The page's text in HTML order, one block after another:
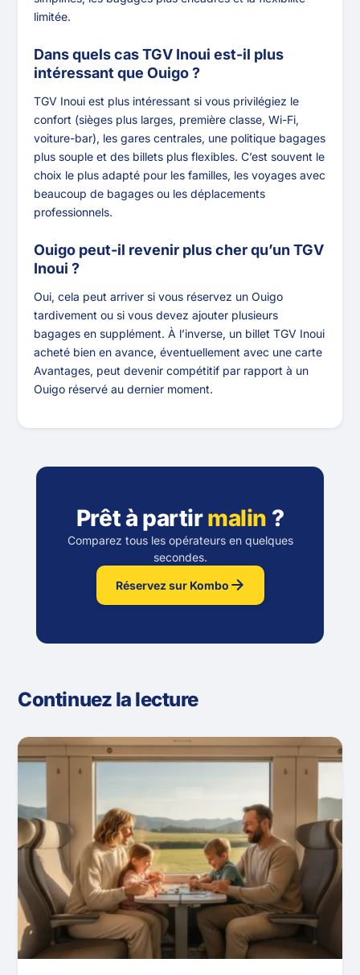
limitée.
Dans quels cas TGV Inoui est-il plus
intéressant que Ouigo ?
TGV Inoui est plus intéressant si vous privilégiez le
confort (sièges plus larges, première classe, Wi-Fi,
voiture-bar), les gares centrales, une politique bagages
plus souple et des billets plus flexibles. C’est souvent le
choix le plus adapté pour les familles, les voyages avec
beaucoup de bagages ou les déplacements
professionnels.
Ouigo peut-il revenir plus cher qu’un TGV
Inoui ?
Oui, cela peut arriver si vous réservez un Ouigo
tardivement ou si vous devez ajouter plusieurs
bagages en supplément. À l’inverse, un billet TGV Inoui
acheté bien en avance, éventuellement avec une carte
Avantages, peut devenir compétitif par rapport à un
Ouigo réservé au dernier moment.
Prêt à partirmalin ?
Comparez tous les opérateurs en quelques
secondes.
Réservez sur Kombo
Continuez la lecture